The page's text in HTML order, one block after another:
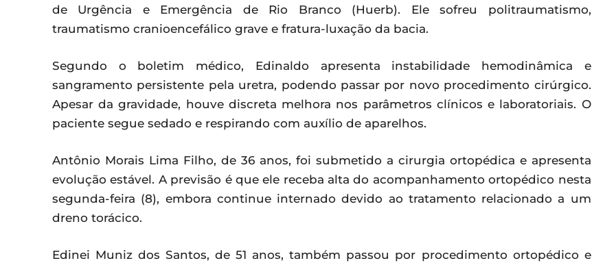
de Urgência e Emergência de Rio Branco (Huerb). Ele sofreu politraumatismo,
traumatismo cranioencefálico grave e fratura-luxação da bacia.
Segundo o boletim médico, Edinaldo apresenta instabilidade hemodinâmica e
sangramento persistente pela uretra, podendo passar por novo procedimento cirúrgico.
Apesar da gravidade, houve discreta melhora nos parâmetros clínicos e laboratoriais. O
paciente segue sedado e respirando com auxílio de aparelhos.
Antônio Morais Lima Filho, de 36 anos, foi submetido a cirurgia ortopédica e apresenta
evolução estável. A previsão é que ele receba alta do acompanhamento ortopédico nesta
segunda-feira (8), embora continue internado devido ao tratamento relacionado a um
dreno torácico.
Edinei Muniz dos Santos, de 51 anos, também passou por procedimento ortopédico e